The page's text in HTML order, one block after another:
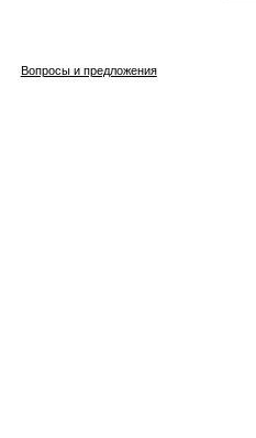
Вопросы и предложения